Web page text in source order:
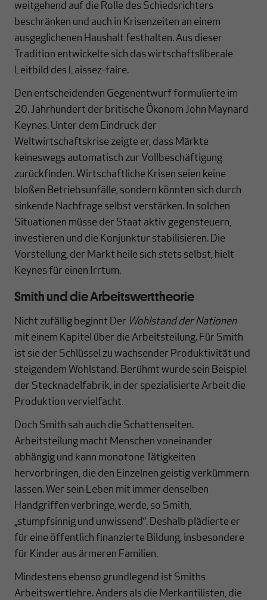
weitgehend auf die Rolle des Schiedsrichters
beschränken und auch in Krisenzeiten an einem
ausgeglichenen Haushalt festhalten. Aus dieser
Tradition entwickelte sich das wirtschaftsliberale
Leitbild des Laissez-faire.
Den entscheidenden Gegenentwurf formulierte im
20. Jahrhundert der britische Ökonom John Maynard
Keynes. Unter dem Eindruck der
Weltwirtschaftskrise zeigte er, dass Märkte
keineswegs automatisch zur Vollbeschäftigung
zurückfinden. Wirtschaftliche Krisen seien keine
bloßen Betriebsunfälle, sondern könnten sich durch
sinkende Nachfrage selbst verstärken. In solchen
Situationen müsse der Staat aktiv gegensteuern,
investieren und die Konjunktur stabilisieren. Die
Vorstellung, der Markt heile sich stets selbst, hielt
Keynes für einen Irrtum.
Smith und die Arbeitswerttheorie
Nicht zufällig beginnt Der Wohlstand der Nationen
mit einem Kapitel über die Arbeitsteilung. Für Smith
ist sie der Schlüssel zu wachsender Produktivität und
steigendem Wohlstand. Berühmt wurde sein Beispiel
der Stecknadelfabrik, in der spezialisierte Arbeit die
Produktion vervielfacht.
Doch Smith sah auch die Schattenseiten.
Arbeitsteilung macht Menschen voneinander
abhängig und kann monotone Tätigkeiten
hervorbringen, die den Einzelnen geistig verkümmern
lassen. Wer sein Leben mit immer denselben
Handgriffen verbringe, werde, so Smith,
„stumpfsinnig und unwissend“. Deshalb plädierte er
für eine öffentlich finanzierte Bildung, insbesondere
für Kinder aus ärmeren Familien.
Mindestens ebenso grundlegend ist Smiths
Arbeitswertlehre. Anders als die Merkantilisten, die